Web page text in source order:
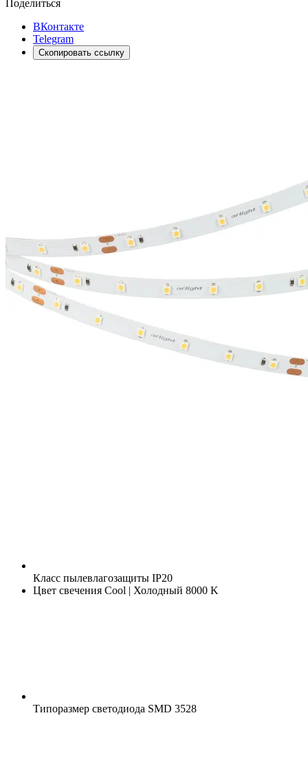
Поделиться
ВКонтакте
Telegram
Скопировать ссылку
Класс пылевлагозащиты IP20
Цвет свечения Cool | Холодный 8000 K
Типоразмер светодиода SMD 3528